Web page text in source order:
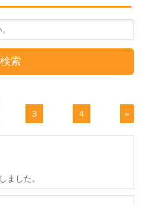
検索
３ ４ »
ました。